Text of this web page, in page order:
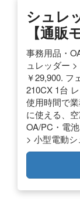
シュレ
【通販
事務用品・
ュレッダー
￥29,900. フ
210CX 1台
使用時間で
に使える、
OA/PC・電
> 小型電動